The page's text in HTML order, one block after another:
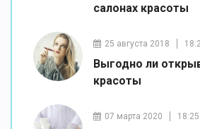
салонах красоты
25 августа 2018
Выгодно ли
красоты
07 марта 2020 18:25